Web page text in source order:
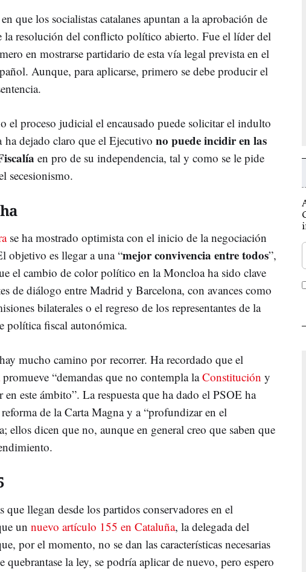
que los socialistas catalanes apuntan a la aprobación de
resolución del conflicto político abierto. Fue el líder del
en mostrarse partidario de esta vía legal prevista en el
Aunque, para aplicarse, primero se debe producir el
el proceso judicial el encausado puede solicitar el indulto
dejado claro que el Ejecutivo no puede incidir en las
en pro de su independencia, tal y como se le pide
secesionismo.
se ha mostrado optimista con el inicio de la negociación
objetivo es llegar a una “mejor convivencia entre todos”,
el cambio de color político en la Moncloa ha sido clave
de diálogo entre Madrid y Barcelona, con avances como
bilaterales o el regreso de los representantes de la
política fiscal autonómica.
mucho camino por recorrer. Ha recordado que el
promueve “demandas que no contempla laConstitución y
en este ámbito”. La respuesta que ha dado el PSOE ha
de la Carta Magna y a “profundizar en el
ellos dicen que no, aunque en general creo que saben que
que llegan desde los partidos conservadores en el
un nuevo artículo 155 en Cataluña, la delegada del
por el momento, no se dan las características necesarias
quebrantase la ley, se podría aplicar de nuevo, pero espero